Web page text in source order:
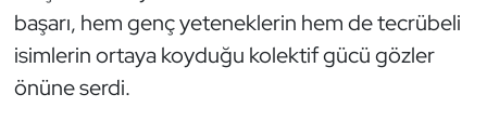
başarı, hem genç yeteneklerin hem de tecrübeli
isimlerin ortaya koyduğu kolektif gücü gözler
önüne serdi.
Golf
Güreş